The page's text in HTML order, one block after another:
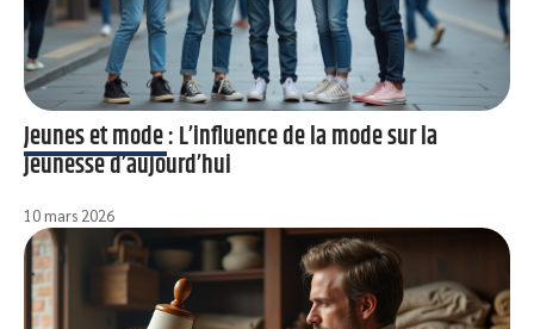
Jeunes et mode : L’influence de la mode sur la
jeunesse d’aujourd’hui
10 mars 2026